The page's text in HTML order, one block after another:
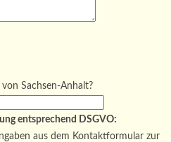
Sachsen-Anhalt?
entsprechend DSGVO:
aus dem Kontaktformular zur